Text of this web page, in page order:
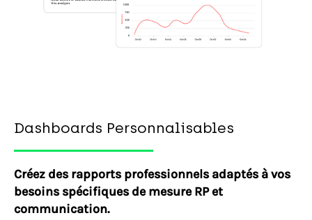
Dashboards Personnalisables
Créez des rapports professionnels adaptés à vos
besoins spécifiques de mesure RP et
communication.